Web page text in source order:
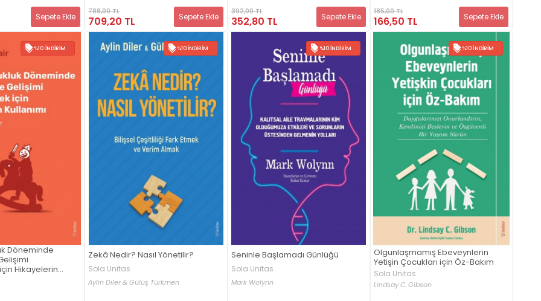
Sepete Ekle
788,00 TL
709,20 TL Sepete Ekle
392,00 TL
352,80 TL Sepete Ekle
185,00 TL
166,50 TL Sepete Ekle
%10 İNDIRIM
Döneminde
Hikayelerin
%10 İNDIRIM
Zekâ Nedir? Nasıl Yönetilir?
Sola Unitas
Aylin Diler & Gülüş Türkmen
%10 İNDIRIM
Seninle Başlamadı Günlüğü
Sola Unitas
Mark Wolynn
%10 İNDIRIM
Olgunlaşmamış Ebeveynlerin
Yetişin Çocukları için Öz-Bakım
Sola Unitas
Lindsay C. Gibson